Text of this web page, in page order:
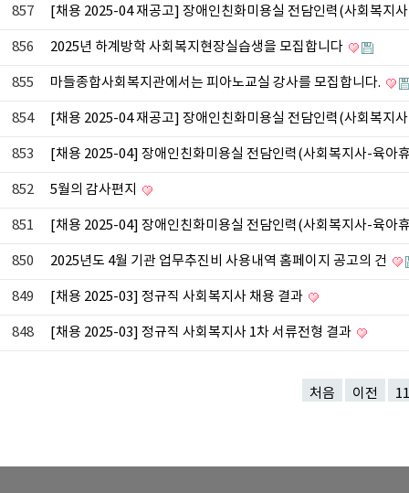
857 [채용 2025-04 재공고] 장애인친화미용실 전담인력(사회복지
856 2025년 하계방학 사회복지현장실습생을 모집합니다
855 마들종합사회복지관에서는 피아노교실 강사를 모집합니다.
854 [채용 2025-04 재공고] 장애인친화미용실 전담인력(사회복지
853 [채용 2025-04] 장애인친화미용실 전담인력(사회복지사-육아
852 5월의 감사편지
851 [채용 2025-04] 장애인친화미용실 전담인력(사회복지사-육아
850 2025년도 4월 기관 업무추진비 사용내역 홈페이지 공고의 건
849 [채용 2025-03] 정규직 사회복지사 채용 결과
848 [채용 2025-03] 정규직 사회복지사 1차 서류전형 결과
처음 이전 11